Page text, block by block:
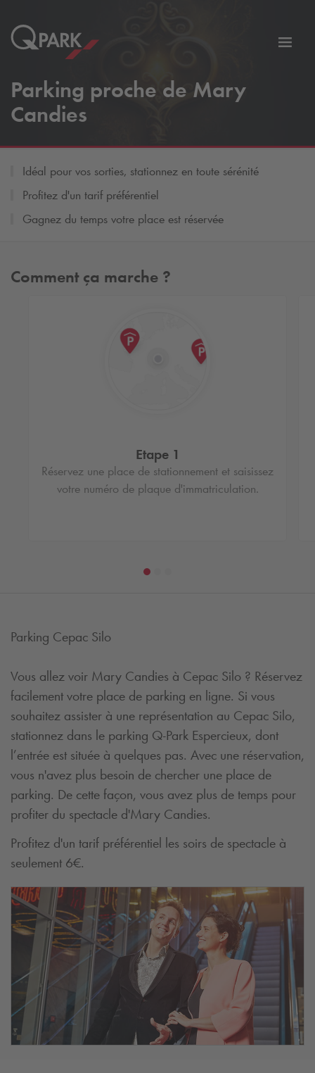
Parking proche de Mary
Candies
Idéal pour vos sorties, stationnez en toute sérénité
Profitez d'un tarif préférentiel
Gagnez du temps votre place est réservée
Comment ça marche ?
Etape 1
Réservez une place de stationnement et saisissez
votre numéro de plaque d'immatriculation.
Parking Cepac Silo
Vous allez voir Mary Candies à Cepac Silo ? Réservez
facilement votre place de parking en ligne. Si vous
souhaitez assister à une représentation au Cepac Silo,
stationnez dans le parking Q-Park Espercieux, dont
l’entrée est située à quelques pas. Avec une réservation,
vous n'avez plus besoin de chercher une place de
parking. De cette façon, vous avez plus de temps pour
profiter du spectacle d'Mary Candies.
Profitez d'un tarif préférentiel les soirs de spectacle à
seulement 6€.